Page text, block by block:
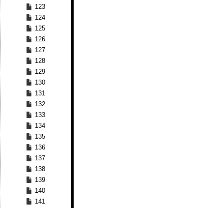
123
124
125
126
127
128
129
130
131
132
133
134
135
136
137
138
139
140
141